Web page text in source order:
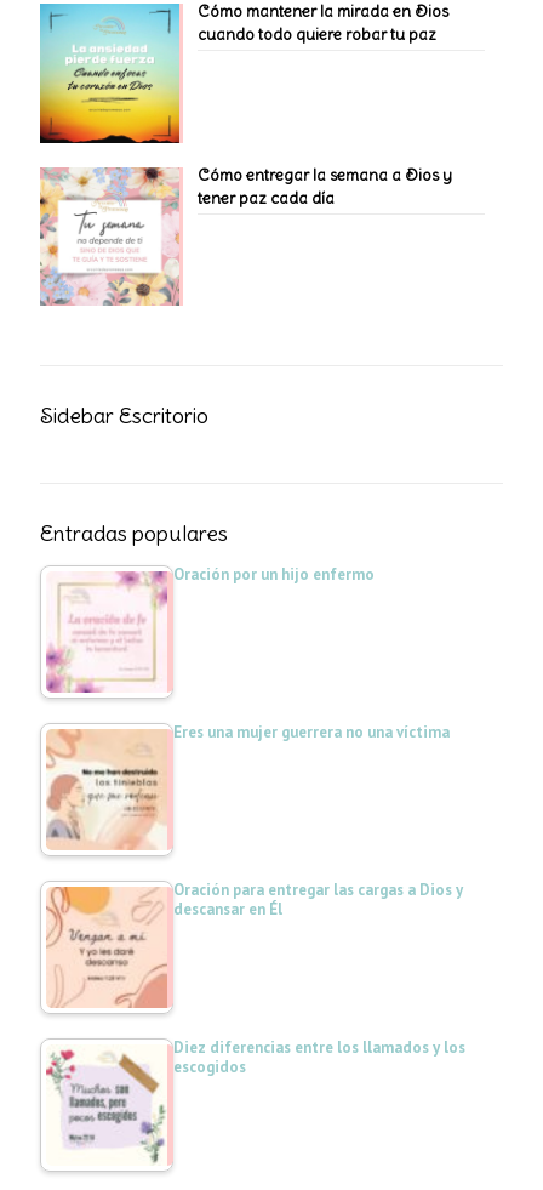
Cómo mantener la mirada en Dios
cuando todo quiere robar tu paz
Cómo entregar la semana a Dios y
tener paz cada día
Sidebar Escritorio
Entradas populares
Oración por un hijo enfermo
Eres una mujer guerrera no una víctima
Oración para entregar las cargas a Dios y
descansar en Él
Diez diferencias entre los llamados y los
escogidos